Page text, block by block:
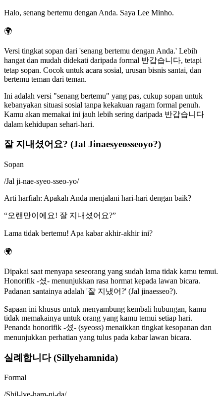
Halo, senang bertemu dengan Anda. Saya Lee Minho.
🌍
Versi tingkat sopan dari 'senang bertemu dengan Anda.' Lebih
hangat dan mudah didekati daripada formal 반갑습니다, tetapi
tetap sopan. Cocok untuk acara sosial, urusan bisnis santai, dan
bertemu teman dari teman.
Ini adalah versi "senang bertemu" yang pas, cukup sopan untuk
kebanyakan situasi sosial tanpa kekakuan ragam formal penuh.
Kamu akan memakai ini jauh lebih sering daripada 반갑습니다
dalam kehidupan sehari-hari.
잘 지내셨어요? (Jal Jinaesyeosseoyo?)
Sopan
/Jal ji-nae-syeo-sseo-yo/
Arti harfiah: Apakah Anda menjalani hari-hari dengan baik?
“오랜만이에요! 잘 지내셨어요?”
Lama tidak bertemu! Apa kabar akhir-akhir ini?
🌍
Dipakai saat menyapa seseorang yang sudah lama tidak kamu temui.
Honorifik -셨- menunjukkan rasa hormat kepada lawan bicara.
Padanan santainya adalah '잘 지냈어?' (Jal jinaesseo?).
Sapaan ini khusus untuk menyambung kembali hubungan, kamu
tidak memakainya untuk orang yang kamu temui setiap hari.
Penanda honorifik -셨- (syeoss) menaikkan tingkat kesopanan dan
menunjukkan perhatian yang tulus pada kabar lawan bicara.
실례합니다 (Sillyehamnida)
Formal